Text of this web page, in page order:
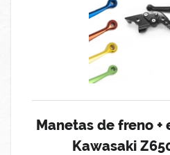
Manetas de freno
Kawasaki